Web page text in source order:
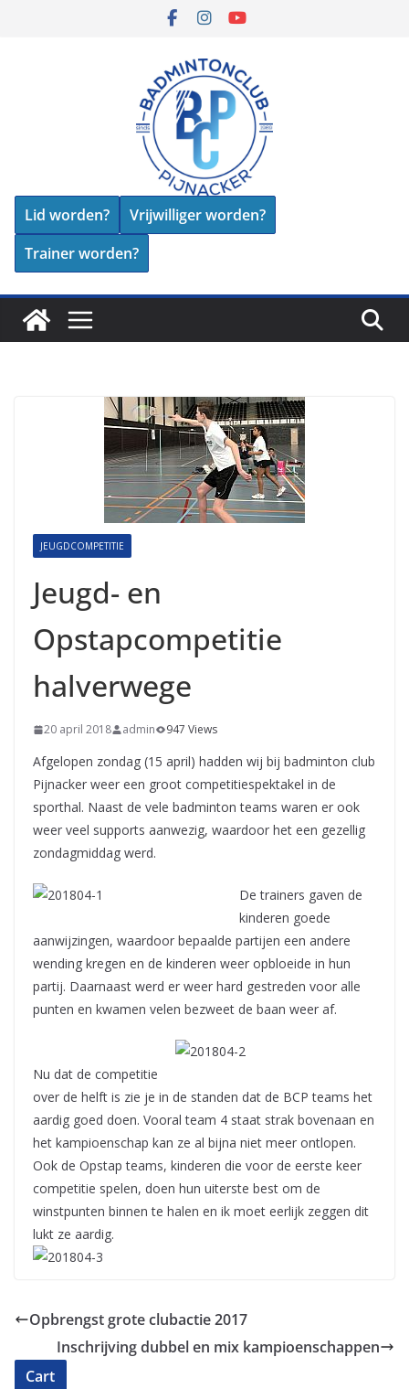
Lid worden?
Vrijwilliger worden?
Trainer worden?
JEUGDCOMPETITIE
Jeugd- en
Opstapcompetitie
halverwege
20 april 2018 admin 947 Views
Afgelopen zondag (15 april) hadden wij bij badminton club
Pijnacker weer een groot competitiespektakel in de
sporthal. Naast de vele badminton teams waren er ook
weer veel supports aanwezig, waardoor het een gezellig
zondagmiddag werd.
De trainers gaven de
kinderen goede
aanwijzingen, waardoor bepaalde partijen een andere
wending kregen en de kinderen weer opbloeide in hun
partij. Daarnaast werd er weer hard gestreden voor alle
punten en kwamen velen bezweet de baan weer af.
Nu dat de competitie
over de helft is zie je in de standen dat de BCP teams het
aardig goed doen. Vooral team 4 staat strak bovenaan en
het kampioenschap kan ze al bijna niet meer ontlopen.
Ook de Opstap teams, kinderen die voor de eerste keer
competitie spelen, doen hun uiterste best om de
winstpunten binnen te halen en ik moet eerlijk zeggen dit
lukt ze aardig.
Opbrengst grote clubactie 2017
Inschrijving dubbel en mix kampioenschappen
Cart